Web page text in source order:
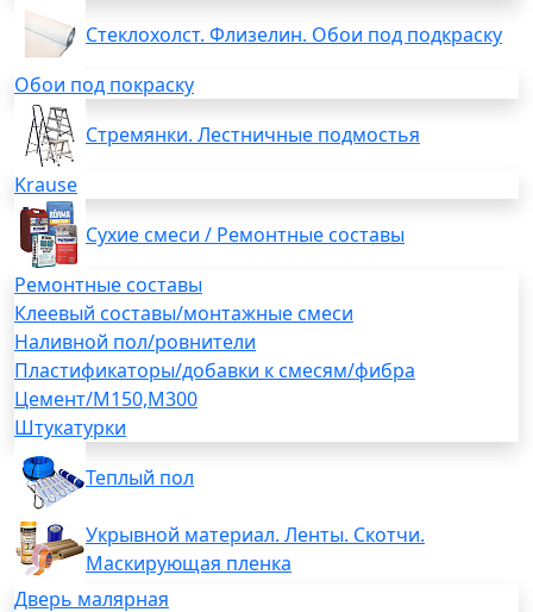
Стеклохолст. Флизелин. Обои под подкраску
Обои под покраску
Стремянки. Лестничные подмостья
Krause
Сухие смеси / Ремонтные составы
Ремонтные составы
Клеевый составы/монтажные смеси
Наливной пол/ровнители
Пластификаторы/добавки к смесям/фибра
Цемент/М150,М300
Штукатурки
Теплый пол
Укрывной материал. Ленты. Скотчи.
Маскирующая пленка
Дверь малярная